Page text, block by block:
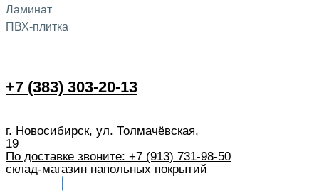
+7 (383) 303-20-13
г. Новосибирск, ул. Толмачёвская,
19
По доставке звоните: +7 (913) 731-98-50‬
склад-магазин напольных покрытий
Ламинат
ПВХ-плитка